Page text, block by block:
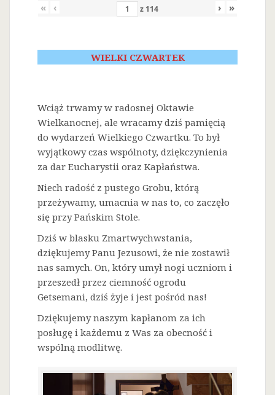
« ‹ z 114 › »
WIELKI CZWARTEK
Wciąż trwamy w radosnej Oktawie
Wielkanocnej, ale wracamy dziś pamięcią
do wydarzeń Wielkiego Czwartku. To był
wyjątkowy czas wspólnoty, dziękczynienia
za dar Eucharystii oraz Kapłaństwa.
Niech radość z pustego Grobu, którą
przeżywamy, umacnia w nas to, co zaczęło
się przy Pańskim Stole.
Dziś w blasku Zmartwychwstania,
dziękujemy Panu Jezusowi, że nie zostawił
nas samych. On, który umył nogi uczniom i
przeszedł przez ciemność ogrodu
Getsemani, dziś żyje i jest pośród nas!
Dziękujemy naszym kapłanom za ich
posługę i każdemu z Was za obecność i
wspólną modlitwę.